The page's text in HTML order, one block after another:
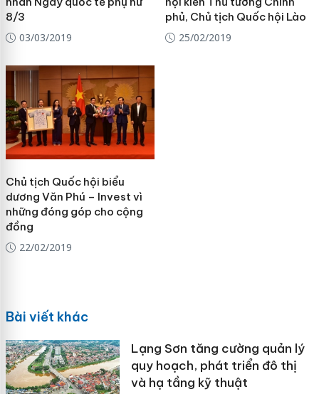
8/3
03/03/2019
phủ, Chủ tịch Quốc hội Lào
25/02/2019
Chủ tịch Quốc hội biểu
dương Văn Phú – Invest vì
những đóng góp cho cộng
đồng
22/02/2019
Bài viết khác
Lạng Sơn tăng cường quản lý
quy hoạch, phát triển đô thị
và hạ tầng kỹ thuật